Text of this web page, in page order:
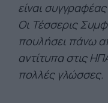
είναι
Οι Τέσσερις
πουλήσει πάνω
αντίτυπα στις
πολλές γλώσσες.